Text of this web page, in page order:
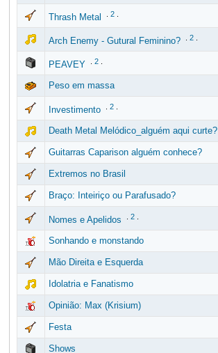
Thrash Metal 2.
Arch Enemy - Gutural Feminino? 2.
PEAVEY 2.
Peso em massa
Investimento 2.
Death Metal Melódico_alguém aqui curte?
Guitarras Caparison alguém conhece?
Extremos no Brasil
Braço: Inteiriço ou Parafusado?
Nomes e Apelidos 2.
Sonhando e monstando
Mão Direita e Esquerda
Idolatria e Fanatismo
Opinião: Max (Krisium)
Festa
Shows